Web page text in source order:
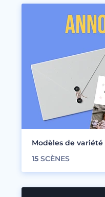
Modèles de
15 SCÈNES